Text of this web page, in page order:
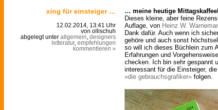
xing für einsteiger …
12.02.2014, 13:41 Uhr
von ollischuh
abgelegt unter allgemein designers
letteratur, empfehlungen
kommentieren »
… meine heutige
Dieses kleine, aber feine
Auflage, von Heinz W.
Dank dafür. Auch wenn ich
gehöre und auch sonst
so will ich dieses Büchlein zum
Erfahrungen und
checken. Ich bin sehr gespannt
interessant für die Einsteiger,
»die gebrauchsgrafiker« folgen.